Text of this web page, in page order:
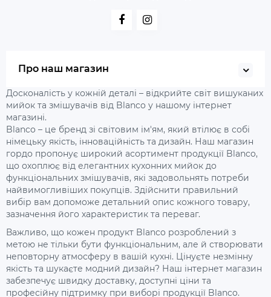
Про наш магазин
Досконалість у кожній деталі – відкрийте світ вишуканих
мийок та змішувачів від Blanco у нашому інтернет
магазині.
Blanco – це бренд зі світовим ім'ям, який втілює в собі
німецьку якість, інноваційність та дизайн. Наш магазин
гордо пропонує широкий асортимент продукції Blanco,
що охоплює від елегантних кухонних мийок до
функціональних змішувачів, які задовольнять потреби
найвимогливіших покупців. Здійснити правильний
вибір вам допоможе детальний опис кожного товару,
зазначення його характеристик та переваг.
Важливо, що кожен продукт Blanco розроблений з
метою не тільки бути функціональним, але й створювати
неповторну атмосферу в вашій кухні. Цінуєте незмінну
якість та шукаєте модний дизайн? Наш інтернет магазин
забезпечує швидку доставку, доступні ціни та
професійну підтримку при виборі продукції Blanco.